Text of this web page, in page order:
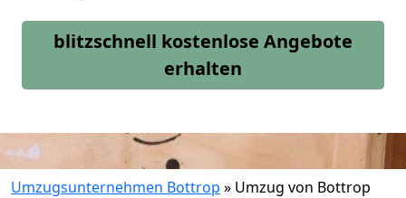
blitzschnell kostenlose Angebote
erhalten
Umzugsunternehmen Bottrop » Umzug von Bottrop